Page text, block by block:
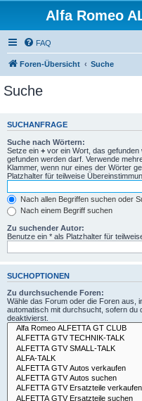
Alfa Romeo
FAQ
Foren-Übersicht Suche
Suche
SUCHANFRAGE
Suche nach Wörtern:
Setze ein + vor ein Wort, das
gefunden werden darf. Verwende
Klammer, wenn nur eines der Wörter
Platzhalter für teilweise
Nach allen Begriffen suchen oder
Nach einem Begriff suchen
Zu suchender Autor:
Benutze ein * als Platzhalter für
SUCHOPTIONEN
Zu durchsuchende Foren:
Wähle das Forum oder die Foren aus,
automatisch mit durchsucht, sofern du
deaktivierst.